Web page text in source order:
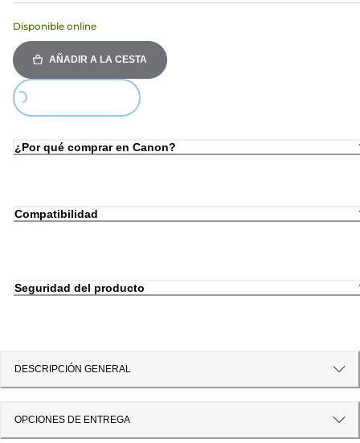
Disponible online
AÑADIR A LA CESTA
Loading...
¿Por qué comprar en Canon?
Compatibilidad
Seguridad del producto
DESCRIPCIÓN GENERAL
OPCIONES DE ENTREGA